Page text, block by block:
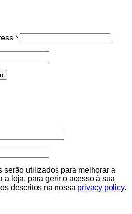
*Required
serão utilizados para melhorar a
a loja, para gerir o acesso à sua
descritos na nossa privacy policy.